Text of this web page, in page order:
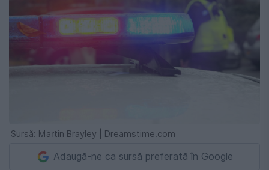
Sursă: Martin Brayley | Dreamstime.com
Adaugă-ne ca sursă preferată în Google